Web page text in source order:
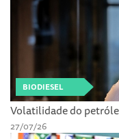
BIODIESEL
Volatilidade do
27/07/26